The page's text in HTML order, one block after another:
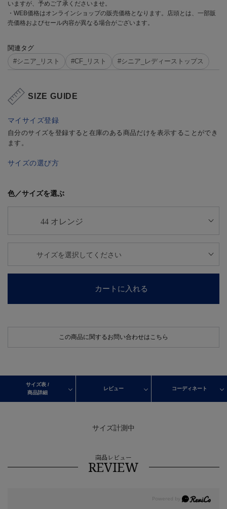
いますが、予めご了承くださいませ。
・WEB価格はオンラインショップの販売価格となります。店頭とは、一部販
売価格およびセール内容が異なる場合がございます。
関連タグ
#シニア_リスト
#CF_リスト #シニア_レディーストップス
SIZE GUIDE
マイサイズ登録
自分のサイズを登録すると在庫のある商品だけを表示することができ
ます。
サイズの選び方
色／サイズを選ぶ
カートに入れる
この商品に関するお問い合わせはこちら
サイズ表 /
商品詳細
レビュー コーディネート
サイズ計測中
商品レビュー
REVIEW